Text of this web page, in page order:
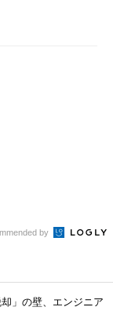
by
」の壁、エンジニア